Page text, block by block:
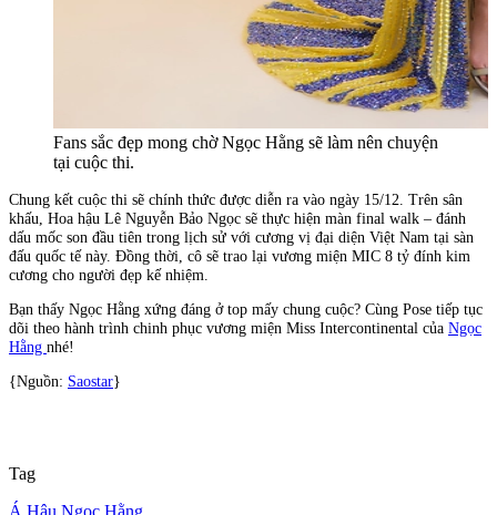
Fans sắc đẹp mong chờ Ngọc Hằng sẽ làm nên chuyện
tại cuộc thi.
Chung kết cuộc thi sẽ chính thức được diễn ra vào ngày 15/12. Trên sân
khấu, Hoa hậu Lê Nguyễn Bảo Ngọc sẽ thực hiện màn final walk – đánh
dấu mốc son đầu tiên trong lịch sử với cương vị đại diện Việt Nam tại sàn
đấu quốc tế này. Đồng thời, cô sẽ trao lại vương miện MIC 8 tỷ đính kim
cương cho người đẹp kế nhiệm.
Bạn thấy Ngọc Hằng xứng đáng ở top mấy chung cuộc? Cùng Pose tiếp tục
dõi theo hành trình chinh phục vương miện Miss Intercontinental của Ngọc
Hằng nhé!
{Nguồn: Saostar}
Tag